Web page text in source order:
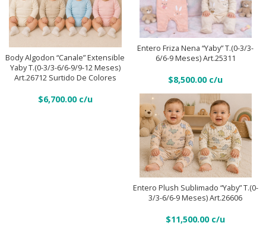
Body Algodon “canale” Extensible
Yaby T.(0-3/3-6/6-9/9-12 Meses)
Art.26712 Surtido De Colores
$6,700.00
Body
“canale"
extensible
Añadir Al Carrito
Entero Friza Nena “Yaby” T.(0-3/3-
6/6-9 Meses) Art.25311
$8,500.00
Entero
friza
nena
“Yaby”
3/3-
6/6-
meses)
Art.25311
quantity
Añadir Al Carrito
Entero Plush Sublimado “Yaby” T.(0-
3/3-6/6-9 Meses) Art.26606
$11,500.00
Entero
plush
sublimado
“Yaby”
Añadir Al Carrito